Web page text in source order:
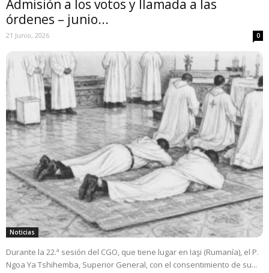
Admisión a los votos y llamada a las
órdenes – junio...
21 Junio, 2026 0
Noticias
Durante la 22.ª sesión del CGO, que tiene lugar en Iaşi (Rumanía), el P.
Ngoa Ya Tshihemba, Superior General, con el consentimiento de su...